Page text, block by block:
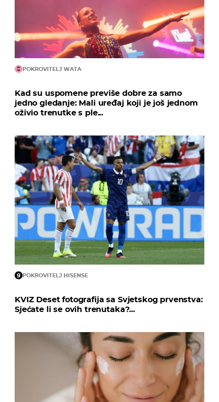
POKROVITELJ WATA
Kad su uspomene previše dobre za samo
jedno gledanje: Mali uređaj koji je još jednom
oživio trenutke s ple...
POKROVITELJ HISENSE
KVIZ Deset fotografija sa Svjetskog prvenstva:
Sjećate li se ovih trenutaka?...